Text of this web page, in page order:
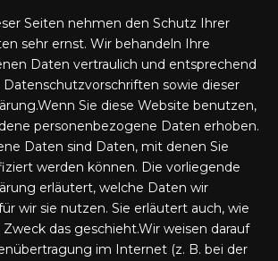
Seiten nehmen den Schutz Ihrer
sehr ernst. Wir behandeln Ihre
Daten vertraulich und entsprechend
sowie dieser
Sie diese Website benutzen,
personenbezogene Daten erhoben.
Daten sind Daten, mit denen Sie
werden können. Die vorliegende
erläutert, welche Daten wir
wir sie nutzen. Sie erläutert auch, wie
das geschieht.Wir weisen darauf
im Internet (z. B. bei der